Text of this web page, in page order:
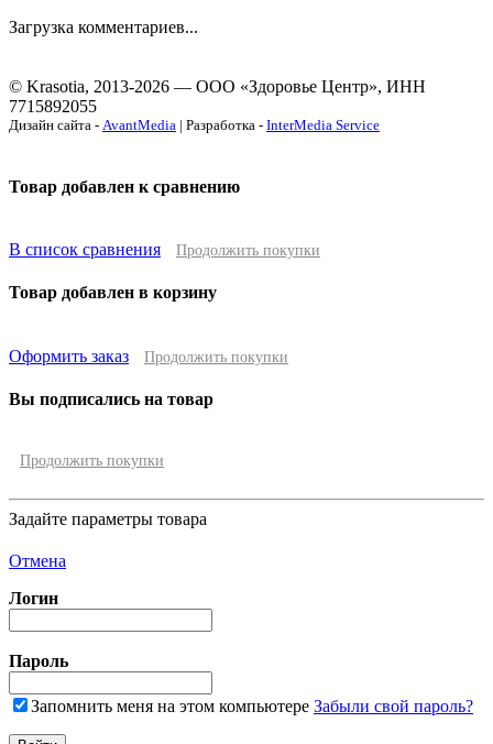
Загрузка комментариев...
© Krasotia, 2013-2026 — ООО «Здоровье Центр», ИНН
7715892055
Дизайн сайта - AvantMedia | Разработка - InterMedia Service
Товар добавлен к сравнению
В список сравнения Продолжить покупки
Товар добавлен в корзину
Оформить заказ Продолжить покупки
Вы подписались на товар
Продолжить покупки
Задайте параметры товара
Отмена
Логин
Пароль
Запомнить меня на этом компьютере Забыли свой пароль?